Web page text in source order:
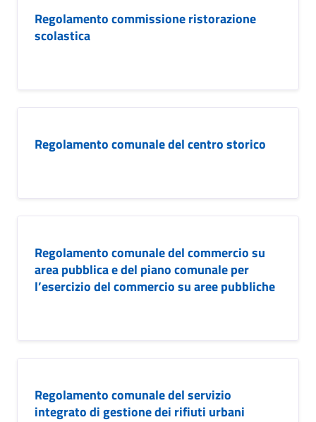
Regolamento commissione ristorazione
scolastica
Regolamento comunale del centro storico
Regolamento comunale del commercio su
area pubblica e del piano comunale per
l’esercizio del commercio su aree pubbliche
Regolamento comunale del servizio
integrato di gestione dei rifiuti urbani